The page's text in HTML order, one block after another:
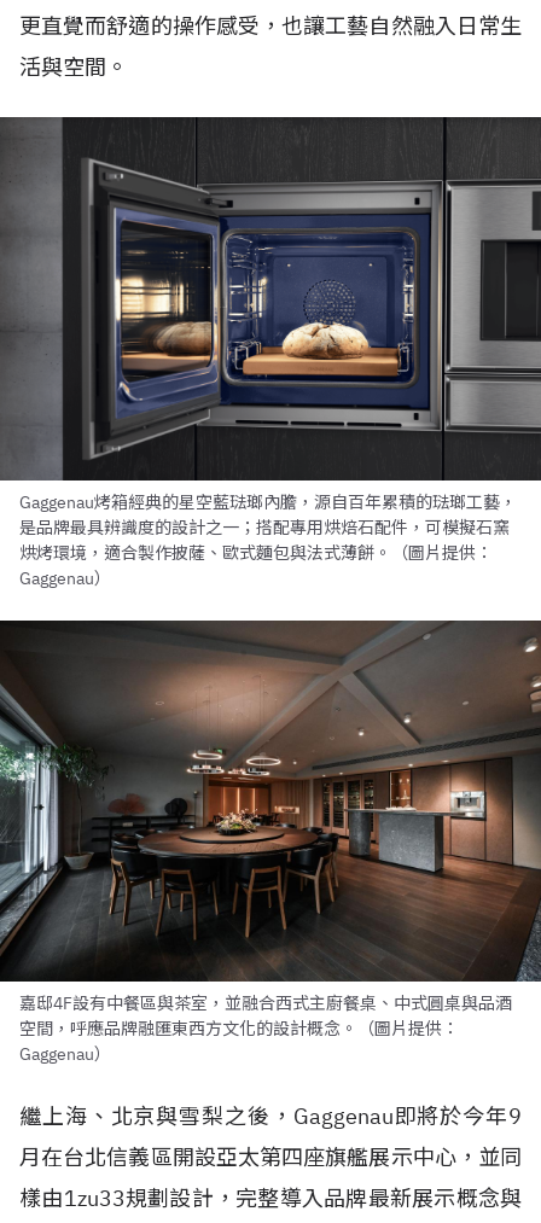
更直覺而舒適的操作感受，也讓工藝自然融入日常生
活與空間。
Gaggenau烤箱經典的星空藍琺瑯內膽，源自百年累積的琺瑯工藝，
是品牌最具辨識度的設計之一；搭配專用烘焙石配件，可模擬石窯
烘烤環境，適合製作披薩、歐式麵包與法式薄餅。（圖片提供：
Gaggenau）
嘉邸4F設有中餐區與茶室，並融合西式主廚餐桌、中式圓桌與品酒
空間，呼應品牌融匯東西方文化的設計概念。（圖片提供：
Gaggenau）
繼上海、北京與雪梨之後，Gaggenau即將於今年9
月在台北信義區開設亞太第四座旗艦展示中心，並同
樣由1zu33規劃設計，完整導入品牌最新展示概念與